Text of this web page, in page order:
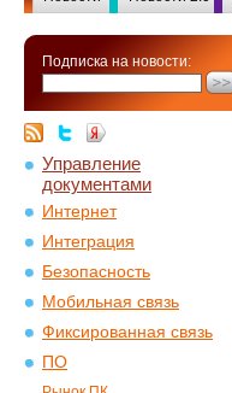
Подписка на новости:
Управление
документами
Интернет
Интеграция
Безопасность
Мобильная связь
Фиксированная связь
ПО